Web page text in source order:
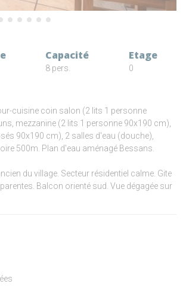
Capacité
8 pers.
Etage
0
cuisine coin salon (2 lits 1 personne
mezzanine (2 lits 1 personne 90x190 cm),
90x190 cm), 2 salles d'eau (douche),
500m. Plan d'eau aménagé Bessans.
du village. Secteur résidentiel calme. Gite
Balcon orienté sud. Vue dégagée sur